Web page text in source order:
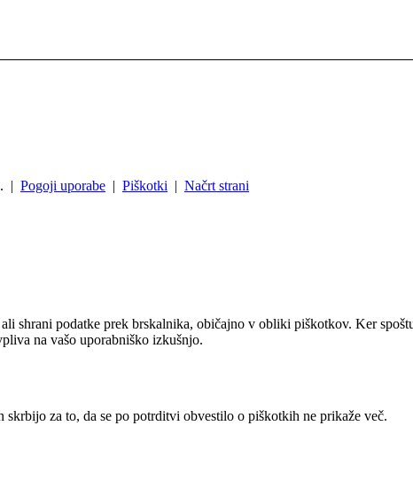
| Pogoji uporabe | Piškotki | Načrt strani
shrani podatke prek brskalnika, običajno v obliki piškotkov. Ker
na vašo uporabniško izkušnjo.
za to, da se po potrditvi obvestilo o piškotkih ne prikaže več.